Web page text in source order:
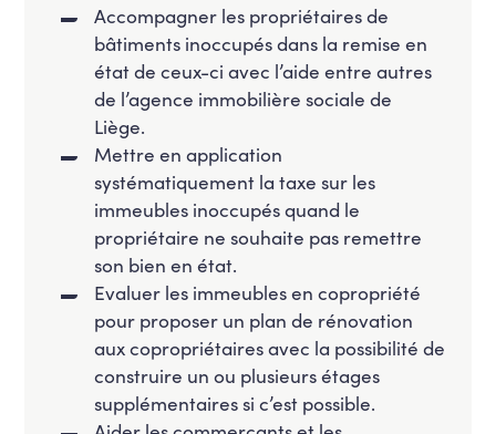
Accompagner les propriétaires de
bâtiments inoccupés dans la remise en
état de ceux-ci avec l’aide entre autres
de l’agence immobilière sociale de
Liège.
Mettre en application
systématiquement la taxe sur les
immeubles inoccupés quand le
propriétaire ne souhaite pas remettre
son bien en état.
Evaluer les immeubles en copropriété
pour proposer un plan de rénovation
aux copropriétaires avec la possibilité de
construire un ou plusieurs étages
supplémentaires si c’est possible.